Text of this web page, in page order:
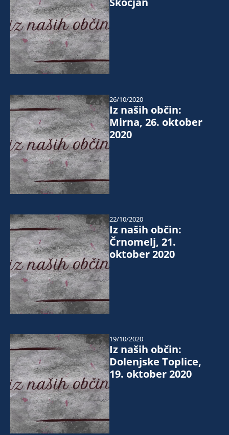
Iz naših občin:
Mirna, 26. oktober
2020
26/10/2020
Iz naših občin:
Črnomelj, 21.
oktober 2020
22/10/2020
Iz naših občin:
Dolenjske Toplice,
19. oktober 2020
19/10/2020